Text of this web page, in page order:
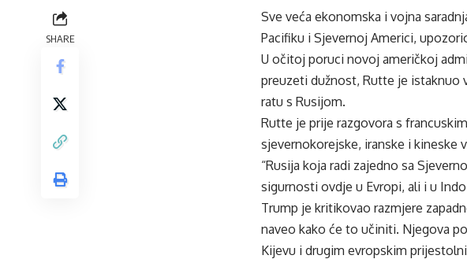
SHARE
Sve veća ekonomska i vojna
Pacifiku i Sjevernoj Americi,
U očitoj poruci novoj američkoj
preuzeti dužnost, Rutte je istaknuo
ratu s Rusijom.
Rutte je prije razgovora s
sjevernokorejske, iranske i kineske
“Rusija koja radi zajedno sa
sigurnosti ovdje u Evropi, ali i u
Trump je kritikovao razmjere
naveo kako će to učiniti. Njegova
Kijevu i drugim evropskim